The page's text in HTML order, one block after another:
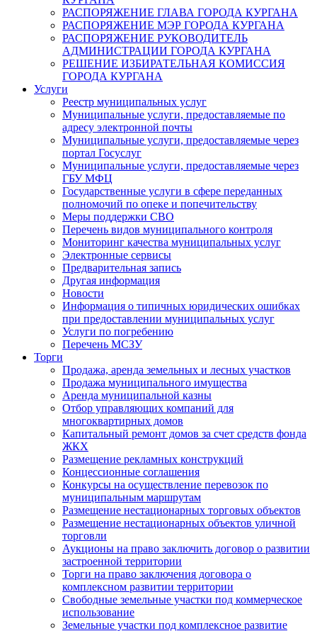
РАСПОРЯЖЕНИЕ ГЛАВА ГОРОДА КУРГАНА
РАСПОРЯЖЕНИЕ МЭР ГОРОДА КУРГАНА
РАСПОРЯЖЕНИЕ РУКОВОДИТЕЛЬ
АДМИНИСТРАЦИИ ГОРОДА КУРГАНА
РЕШЕНИЕ ИЗБИРАТЕЛЬНАЯ КОМИССИЯ
ГОРОДА КУРГАНА
Услуги
Реестр муниципальных услуг
Муниципальные услуги, предоставляемые по
адресу электронной почты
Муниципальные услуги, предоставляемые через
портал Госуслуг
Муниципальные услуги, предоставляемые через
ГБУ МФЦ
Государственные услуги в сфере переданных
полномочий по опеке и попечительству
Меры поддержки СВО
Перечень видов муниципального контроля
Мониторинг качества муниципальных услуг
Электронные сервисы
Предварительная запись
Другая информация
Новости
Информация о типичных юридических ошибках
при предоставлении муниципальных услуг
Услуги по погребению
Перечень МСЗУ
Торги
Продажа, аренда земельных и лесных участков
Продажа муниципального имущества
Аренда муниципальной казны
Отбор управляющих компаний для
многоквартирных домов
Капитальный ремонт домов за счет средств фонда
ЖКХ
Размещение рекламных конструкций
Концессионные соглашения
Конкурсы на осуществление перевозок по
муниципальным маршрутам
Размещение нестационарных торговых объектов
Размещение нестационарных объектов уличной
торговли
Аукционы на право заключить договор о развитии
застроенной территории
Торги на право заключения договора о
комплексном развитии территории
Свободные земельные участки под коммерческое
использование
Земельные участки под комплексное развитие